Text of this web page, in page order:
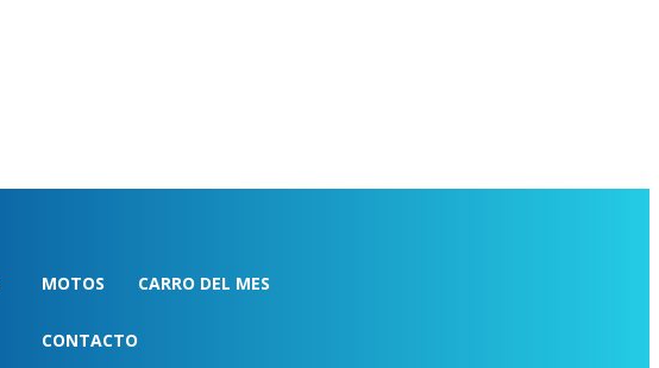
MOTOS CARRO DEL MES
CONTACTO